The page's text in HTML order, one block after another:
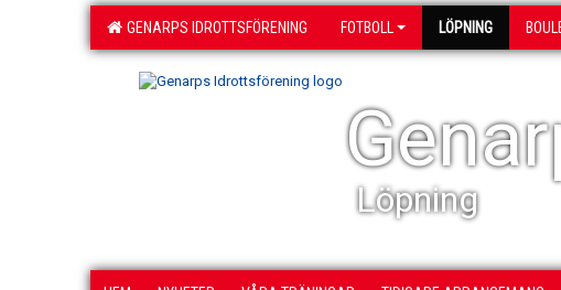
GENARPS IDROTTSFÖRENING FOTBOLL LÖPNING
Löpning